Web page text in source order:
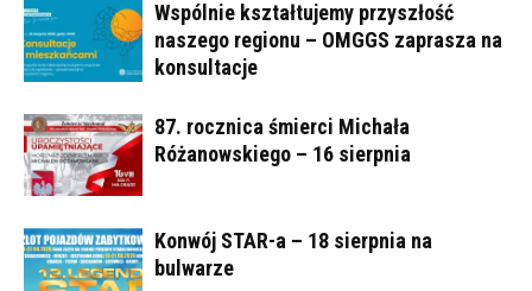
Wspólnie kształtujemy przyszłość
naszego regionu – OMGGS zaprasza na
konsultacje
87. rocznica śmierci Michała
Różanowskiego – 16 sierpnia
Konwój STAR-a – 18 sierpnia na
bulwarze